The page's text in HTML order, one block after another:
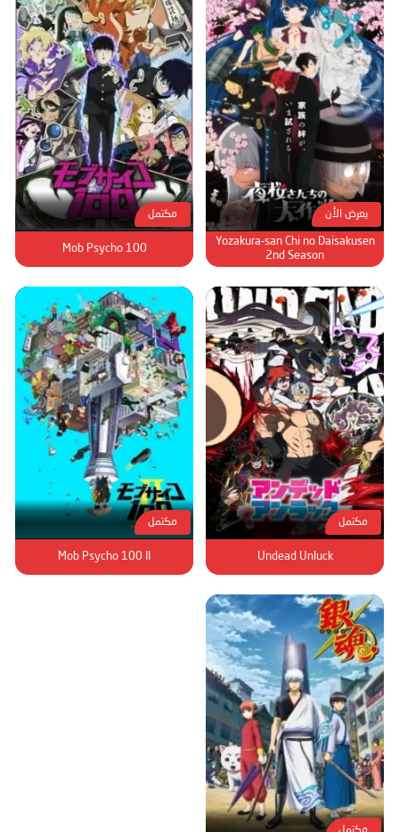
يعرض الأن
Yozakura-san Chi no Daisakusen
2nd Season
مكتمل
Mob Psycho 100
مكتمل
Undead Unluck
مكتمل
Mob Psycho 100 II